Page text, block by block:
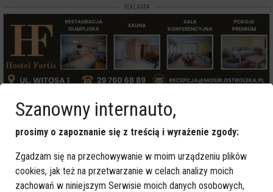
REKLAMA
Więcej o:oszustwo na seniorze, metoda na pracownika
banku,wyłudzenie pieniędzy, oszustwo telefoniczne,kody
Szanowny internauto,
prosimy o zapoznanie się z treścią i wyrażenie zgody:
Zgadzam się na przechowywanie w moim urządzeniu plików
cookies, jak też na przetwarzanie w celach analizy moich
zachowań w niniejszym Serwisie moich danych osobowych,